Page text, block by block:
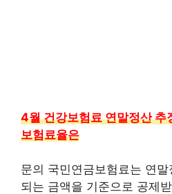
4월 건강보험료 연말정산 추
보험료율은
문의 국민연금보험료는 연
되는 금액을 기준으로 공제